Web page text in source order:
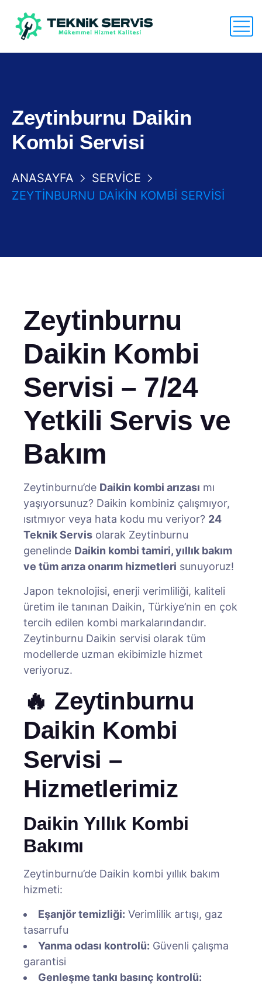
Zeytinburnu Daikin
Kombi Servisi
ANASAYFA
SERVICE
ZEYTINBURNU DAIKIN KOMBI SERVISI
Zeytinburnu
Daikin Kombi
Servisi – 7/24
Yetkili Servis ve
Bakım
Zeytinburnu’de Daikin kombi arızası mı
yaşıyorsunuz? Daikin kombiniz çalışmıyor,
ısıtmıyor veya hata kodu mu veriyor? 24
Teknik Servis olarak Zeytinburnu
genelinde Daikin kombi tamiri, yıllık bakım
ve tüm arıza onarım hizmetleri sunuyoruz!
Japon teknolojisi, enerji verimliliği, kaliteli
üretim ile tanınan Daikin, Türkiye’nin en çok
tercih edilen kombi markalarındandır.
Zeytinburnu Daikin servisi olarak tüm
modellerde uzman ekibimizle hizmet
veriyoruz.
🔥 Zeytinburnu
Daikin Kombi
Servisi –
Hizmetlerimiz
Daikin Yıllık Kombi
Bakımı
Zeytinburnu’de Daikin kombi yıllık bakım
hizmeti:
Eşanjör temizliği: Verimlilik artışı, gaz
tasarrufu
Yanma odası kontrolü: Güvenli çalışma
garantisi
Genleşme tankı basınç kontrolü: